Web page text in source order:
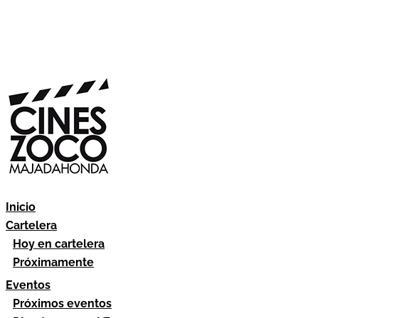
Inicio
Cartelera
Hoy en cartelera
Próximamente
Eventos
Próximos eventos